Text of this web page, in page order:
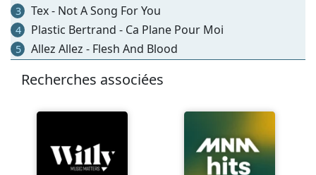
3 Tex - Not A Song For You
4 Plastic Bertrand - Ca Plane Pour Moi
5 Allez Allez - Flesh And Blood
Recherches associées